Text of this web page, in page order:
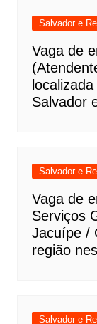
Salvador e
Vaga de
Salvador
Salvador e
Vaga de
Serviços
Jacuípe /
região
Salvador e